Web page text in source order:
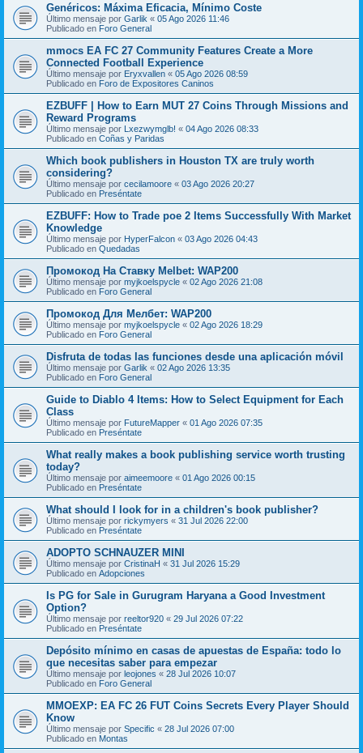
Genéricos: Máxima Eficacia, Mínimo Coste
Último mensaje por Garlik « 05 Ago 2026 11:46
Publicado en Foro General
mmocs EA FC 27 Community Features Create a More
Connected Football Experience
Último mensaje por Eryxvallen « 05 Ago 2026 08:59
Publicado en Foro de Expositores Caninos
EZBUFF | How to Earn MUT 27 Coins Through Missions and
Reward Programs
Último mensaje por Lxezwymglb! « 04 Ago 2026 08:33
Publicado en Coñas y Paridas
Which book publishers in Houston TX are truly worth
considering?
Último mensaje por cecilamoore « 03 Ago 2026 20:27
Publicado en Preséntate
EZBUFF: How to Trade poe 2 Items Successfully With Market
Knowledge
Último mensaje por HyperFalcon « 03 Ago 2026 04:43
Publicado en Quedadas
Промокод На Ставку Melbet: WAP200
Último mensaje por myjkoelspycle « 02 Ago 2026 21:08
Publicado en Foro General
Промокод Для Мелбет: WAP200
Último mensaje por myjkoelspycle « 02 Ago 2026 18:29
Publicado en Foro General
Disfruta de todas las funciones desde una aplicación móvil
Último mensaje por Garlik « 02 Ago 2026 13:35
Publicado en Foro General
Guide to Diablo 4 Items: How to Select Equipment for Each
Class
Último mensaje por FutureMapper « 01 Ago 2026 07:35
Publicado en Preséntate
What really makes a book publishing service worth trusting
today?
Último mensaje por aimeemoore « 01 Ago 2026 00:15
Publicado en Preséntate
What should I look for in a children's book publisher?
Último mensaje por rickymyers « 31 Jul 2026 22:00
Publicado en Preséntate
ADOPTO SCHNAUZER MINI
Último mensaje por CristinaH « 31 Jul 2026 15:29
Publicado en Adopciones
Is PG for Sale in Gurugram Haryana a Good Investment
Option?
Último mensaje por reeltor920 « 29 Jul 2026 07:22
Publicado en Preséntate
Depósito mínimo en casas de apuestas de España: todo lo
que necesitas saber para empezar
Último mensaje por leojones « 28 Jul 2026 10:07
Publicado en Foro General
MMOEXP: EA FC 26 FUT Coins Secrets Every Player Should
Know
Último mensaje por Specific « 28 Jul 2026 07:00
Publicado en Montas